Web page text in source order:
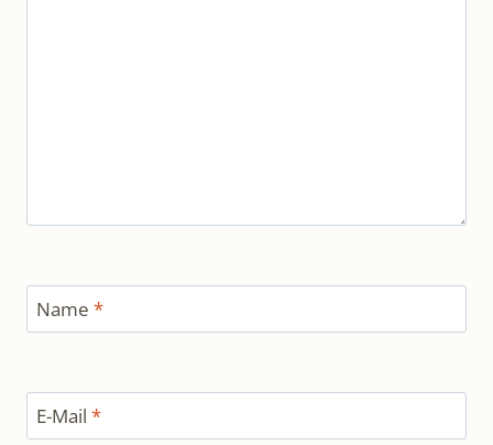
Name *
E-Mail *